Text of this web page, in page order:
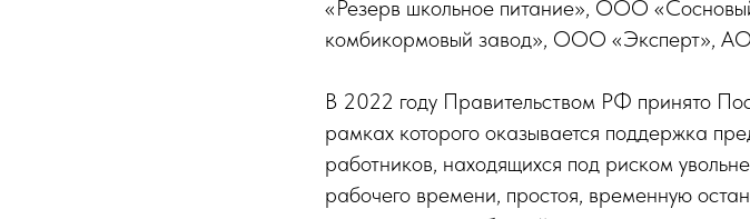
«Резерв школьное питание», ООО
комбикормовый завод», ООО «Эксперт»,
В 2022 году Правительством РФ принято
рамках которого оказывается поддержка
работников, находящихся под риском
рабочего времени, простоя, временную